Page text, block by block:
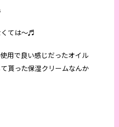
くては～♬
用で良い感じだったオイル
貰った保湿クリームなんか